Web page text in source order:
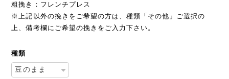
粗挽き：フレンチプレス
※上記以外の挽きをご希望の方は、種類「その他」ご選択の
上、備考欄にご希望の挽きをご入力下さい。
種類